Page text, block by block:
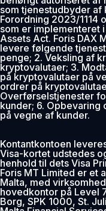
som tjenestudbyder
Forordning 2023/1114
som er implementeret
Assets Act. Foris DAX
levere følgende
penge; 2. Veksling af
kryptovalutaer; 3.
på kryptovalutaer på
ordrer på
Overførselstjenester
kunder; 6. Opbevaring
på vegne af kunder.
Kontantkontoen
Visa-kortet udstedes
henhold til dets Visa
Foris MT Limited er et
Malta, med
hovedkontor på Level
Borg, SPK 1000, St.